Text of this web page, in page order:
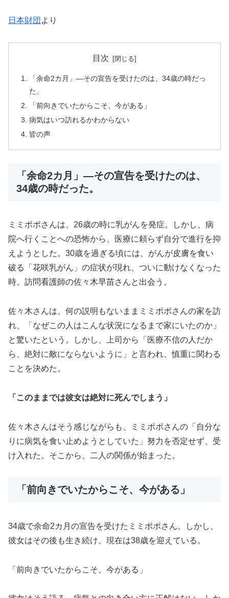
日本財団 より
目次
「余命2カ月」—その宣告を受けたのは、34歳の時だっ
た。
「前向きでいたからこそ、今がある」
病気はいつ訪れるかわからない
皆の声
「余命2カ月」—その宣告を受けたのは、
34歳の時だった。
ミミポポさんは、26歳の時に乳がんを発症。しかし、病
院へ行くことへの恐怖から、医療に頼らず自分で進行を抑
えようとした。30歳を過ぎる頃には、がんが皮膚を食い
破る「花咲乳がん」の症状が現れ、ついに動けなくなった
時、訪問看護師の佐々木早苗さんと出会う。
佐々木さんは、何の説明もないままミミポポさんの家を訪
れ、「なぜこの人はこんな状況になるまで家にいたのか」
と驚いたという。しかし、上司から「医療不信の人だか
ら、絶対に敵にならないように」と言われ、慎重に関わる
ことを決めた。
「このままでは彼女は絶対に死んでしまう」
佐々木さんはそう感じながらも、ミミポポさんの「自分な
りに病気を食い止めようとしていた」努力を否定せず、受
け入れた。そこから、二人の関係が始まった。
「前向きでいたからこそ、今がある」
34歳で余命2カ月の宣告を受けたミミポポさん。しかし、
彼女はその後も生き続け、現在は38歳を迎えている。
「前向きでいたからこそ、今がある」